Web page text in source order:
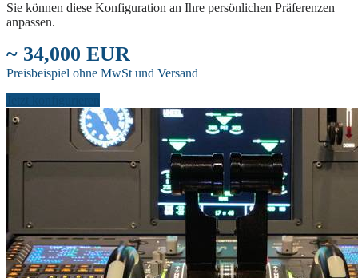
Sie können diese Konfiguration an Ihre persönlichen Präferenzen
anpassen.
~ 34,000 EUR
Preisbeispiel ohne MwSt und Versand